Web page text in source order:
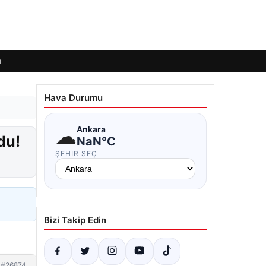
Hava Durumu
☁Ankara
NaN°C
ŞEHIR SEÇ
Bizi Takip Edin